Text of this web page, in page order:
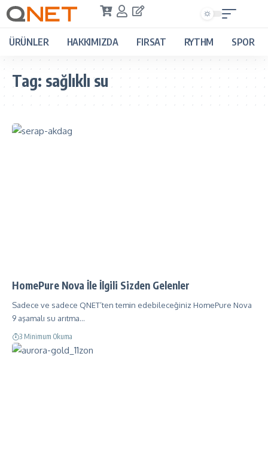
ÜRÜNLER HAKKIMIZDA FIRSAT RYTHM SPOR
Tag: sağlıklı su
HomePure Nova İle İlgili Sizden Gelenler
Sadece ve sadece QNET’ten temin edebileceğiniz HomePure Nova
9 aşamalı su arıtma…
3 Minimum Okuma